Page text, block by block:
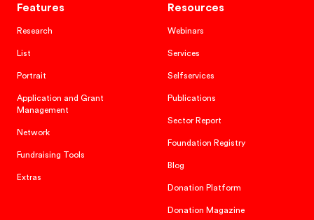
Features
Research
List
Portrait
Application and Grant
Management
Network
Fundraising Tools
Extras
Resources
Webinars
Services
Selfservices
Publications
Sector Report
Foundation Registry
Blog
Donation Platform
Donation Magazine